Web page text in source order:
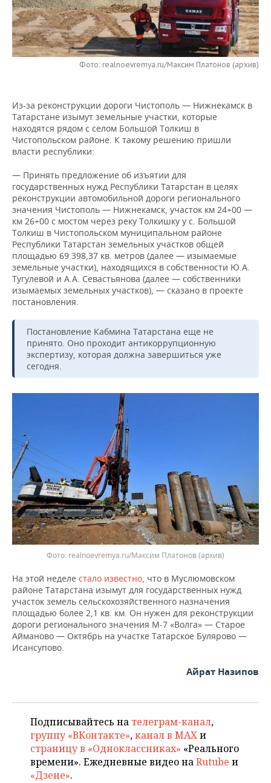
НЕФТЕХИМИЯ
НЕФТЬ
ОПК
РОЗНИЧНАЯ ТОРГОВЛЯ
ТРАНСПОРТ
НОВОСТИ ТЕХНОЛОГИЙ
IT
ТЕЛЕКОММУНИКАЦИИ
МЕРОПРИЯТИЯ
НОВОСТИ МЕРОПРИЯТИЙ
БИЗНЕС-БРАНЧИ
ONLINE-КОНФЕРЕНЦИИ
СПОРТ
ФУТБОЛ
ХОККЕЙ
ВОЛЕЙБОЛ
КИБЕРСПОРТ
ФИГУРНОЕ КАТАНИЕ
ВОДНЫЕ ВИДЫ СПОРТА
ХОККЕЙ С МЯЧОМ
НОВОСТИ ОБЩЕСТВА
ВЛАСТЬ
ИСТОРИЯ
КУЛЬТУРА
МЕДИЦИНА
ОБРАЗОВАНИЕ
ПРОИСШЕСТВИЯ
ФОТОГАЛЕРЕЯ
СЮЖЕТЫ
СПИСОК ПЕРСОН
СПИСОК КОМПАНИЙ
ПОЛНАЯ ВЕРСИЯ
Фото: realnoevremya.ru/Максим Платонов (архив)
Из-за реконструкции дороги Чистополь — Нижнекамск в
Татарстане изымут земельные участки, которые
находятся рядом с селом Большой Толкиш в
Чистопольском районе. К такому решению пришли
власти республики:
— Принять предложение об изъятии для
государственных нужд Республики Татарстан в целях
реконструкции автомобильной дороги регионального
значения Чистополь — Нижнекамск, участок км 24+00 —
км 26+00 с мостом через реку Толкишку у с. Большой
Толкиш в Чистопольском муниципальном районе
Республики Татарстан земельных участков общей
площадью 69 398,37 кв. метров (далее — изымаемые
земельные участки), находящихся в собственности Ю.А.
Тугулевой и А.А. Севастьянова (далее — собственники
изымаемых земельных участков), — сказано в проекте
постановления.
Постановление Кабмина Татарстана еще не
принято. Оно проходит антикоррупционную
экспертизу, которая должна завершиться уже
сегодня.
Фото: realnoevremya.ru/Максим Платонов (архив)
На этой неделе стало известно, что в Муслюмовском
районе Татарстана изымут для государственных нужд
участок земель сельскохозяйственного назначения
площадью более 2,1 кв. км. Он нужен для реконструкции
дороги регионального значения М-7 «Волга» — Старое
Айманово — Октябрь на участке Татарское Булярово —
Исансупово.
Айрат Назипов
Подписывайтесь на телеграм-канал,
группу «ВКонтакте»,канал в MAXи
страницу в «Одноклассниках» «Реального
времени». Ежедневные видео наRutube и
«Дзене».